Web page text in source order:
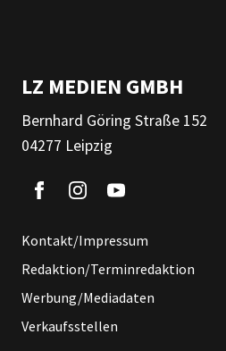
LZ MEDIEN GMBH
Bernhard Göring Straße 152
04277 Leipzig
Kontakt/Impressum
Redaktion/Terminredaktion
Werbung/Mediadaten
Verkaufsstellen